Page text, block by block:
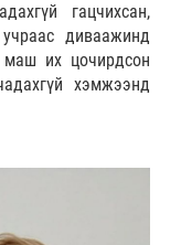
гацчихсан,
диваажинд
их цочирдсон
хэмжээнд